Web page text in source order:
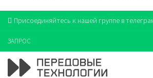
Присоединяйтесь к нашей группе в
ЗАПРОС